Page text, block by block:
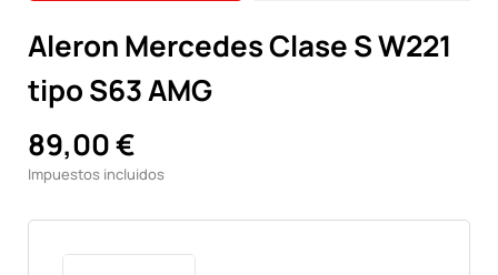
Aleron Mercedes Clase S W221
tipo S63 AMG
89,00 €
Impuestos incluidos